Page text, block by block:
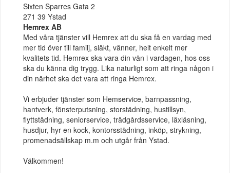
Sixten Sparres Gata 2
271 39 Ystad
Hemrex AB
Med våra tjänster vill Hemrex att du ska få en vardag med
mer tid över till familj, släkt, vänner, helt enkelt mer
kvalitets tid. Hemrex ska vara din vän i vardagen, hos oss
ska du känna dig trygg. Lika naturligt som att ringa någon i
din närhet ska det vara att ringa Hemrex.
Vi erbjuder tjänster som Hemservice, barnpassning,
hantverk, fönsterputsning, storstädning, hustillsyn,
flyttstädning, seniorservice, trädgårdsservice, läxläsning,
husdjur, hyr en kock, kontorsstädning, inköp, strykning,
promenadsällskap m.m och utgår från Ystad.
Välkommen!